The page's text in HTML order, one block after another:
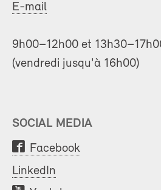
E-mail
9h00–12h00 et
(vendredi jusqu'à 16h00)
SOCIAL MEDIA
Facebook
LinkedIn